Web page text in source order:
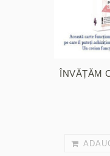
ÎNVĂȚĂM